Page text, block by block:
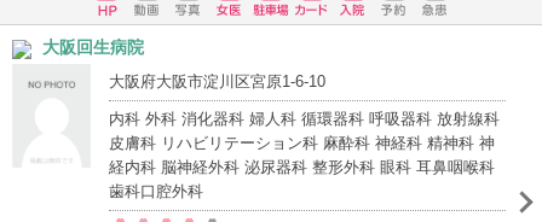
ホームペ
ージ
動画 写真 女医 駐車場
クレジッ
入院 予約 急患
大阪回生病院
大阪府大阪市淀川区宮原1-6-10
内科 外科 消化器科 婦人科 循環器科 呼吸器科 放射線科
皮膚科 リハビリテーション科 麻酔科 神経科 精神科 神
経内科 脳神経外科 泌尿器科 整形外科 眼科 耳鼻咽喉科
歯科口腔外科